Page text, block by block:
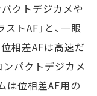
クトデジカメや
トAF」と、一眼
位相差AFは高速だ
ンパクトデジカメ
は位相差AF用の